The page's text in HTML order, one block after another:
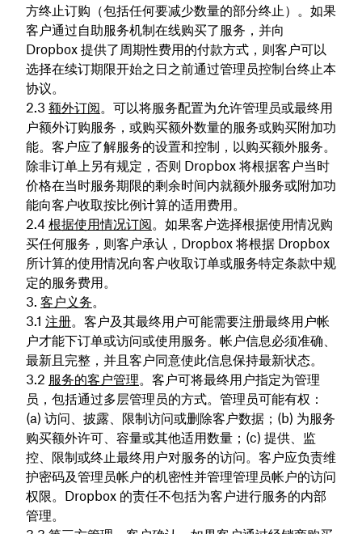
方终止订购（包括任何要减少数量的部分终止）。如果
客户通过自助服务机制在线购买了服务，并向
Dropbox 提供了周期性费用的付款方式，则客户可以
选择在续订期限开始之日之前通过管理员控制台终止本
协议。
额外订阅。可以将服务配置为允许管理员或最终用
户额外订购服务，或购买额外数量的服务或购买附加功
能。客户应了解服务的设置和控制，以购买额外服务。
除非订单上另有规定，否则 Dropbox 将根据客户当时
价格在当时服务期限的剩余时间内就额外服务或附加功
能向客户收取按比例计算的适用费用。
根据使用情况订阅。如果客户选择根据使用情况购
买任何服务，则客户承认，Dropbox 将根据 Dropbox
所计算的使用情况向客户收取订单或服务特定条款中规
定的服务费用。
客户义务。
注册。客户及其最终用户可能需要注册最终用户帐
户才能下订单或访问或使用服务。帐户信息必须准确、
最新且完整，并且客户同意使此信息保持最新状态。
服务的客户管理。客户可将最终用户指定为管理
员，包括通过多层管理员的方式。管理员可能有权：
(a) 访问、披露、限制访问或删除客户数据；(b) 为服务
购买额外许可、容量或其他适用数量；(c) 提供、监
控、限制或终止最终用户对服务的访问。客户应负责维
护密码及管理员帐户的机密性并管理管理员帐户的访问
权限。Dropbox 的责任不包括为客户进行服务的内部
管理。